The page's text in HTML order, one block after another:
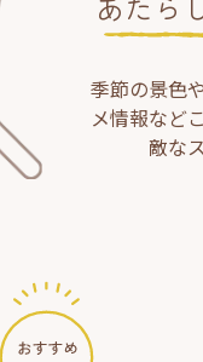
季節の景色
メ情報など
敵な